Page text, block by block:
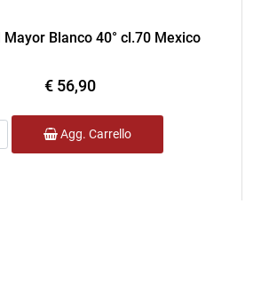
Mayor Blanco 40° cl.70 Mexico
€ 56,90
Agg. Carrello